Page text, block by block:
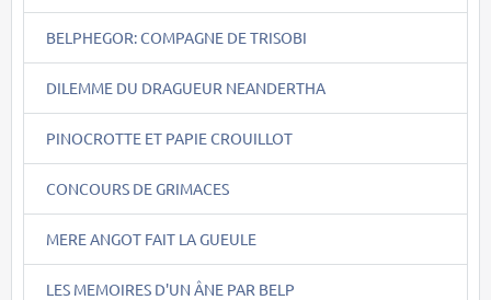
BELPHEGOR: COMPAGNE DE TRISOBI
DILEMME DU DRAGUEUR NEANDERTHA
PINOCROTTE ET PAPIE CROUILLOT
CONCOURS DE GRIMACES
MERE ANGOT FAIT LA GUEULE
LES MEMOIRES D'UN ÂNE PAR BELP